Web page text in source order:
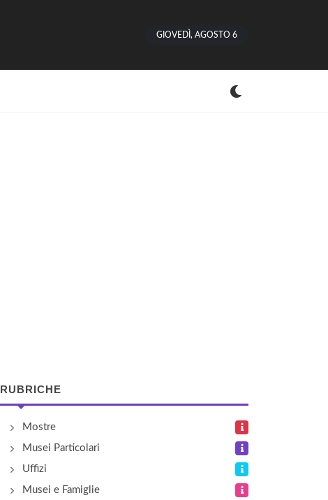
GIOVEDÌ, AGOSTO 6
RUBRICHE
Mostre
Musei Particolari
Uffizi
Musei e Famiglie